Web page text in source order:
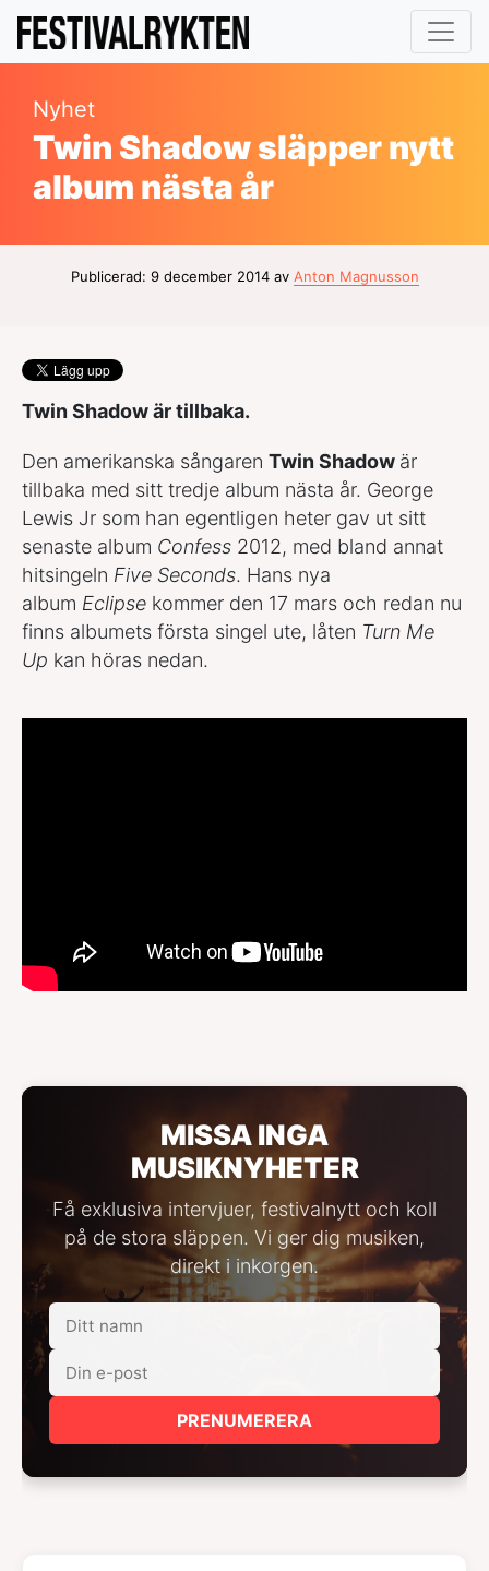
Nyhet
Twin Shadow släpper nytt
album nästa år
Publicerad: 9 december 2014 av Anton Magnusson
Twin Shadow är tillbaka.
Den amerikanska sångaren Twin Shadow är
tillbaka med sitt tredje album nästa år. George
Lewis Jr som han egentligen heter gav ut sitt
senaste album Confess 2012, med bland annat
hitsingeln Five Seconds. Hans nya
album Eclipse kommer den 17 mars och redan nu
finns albumets första singel ute, låten Turn Me
Up kan höras nedan.
MISSA INGA
MUSIKNYHETER
Få exklusiva intervjuer, festivalnytt och koll
på de stora släppen. Vi ger dig musiken,
direkt i inkorgen.
PRENUMERERA